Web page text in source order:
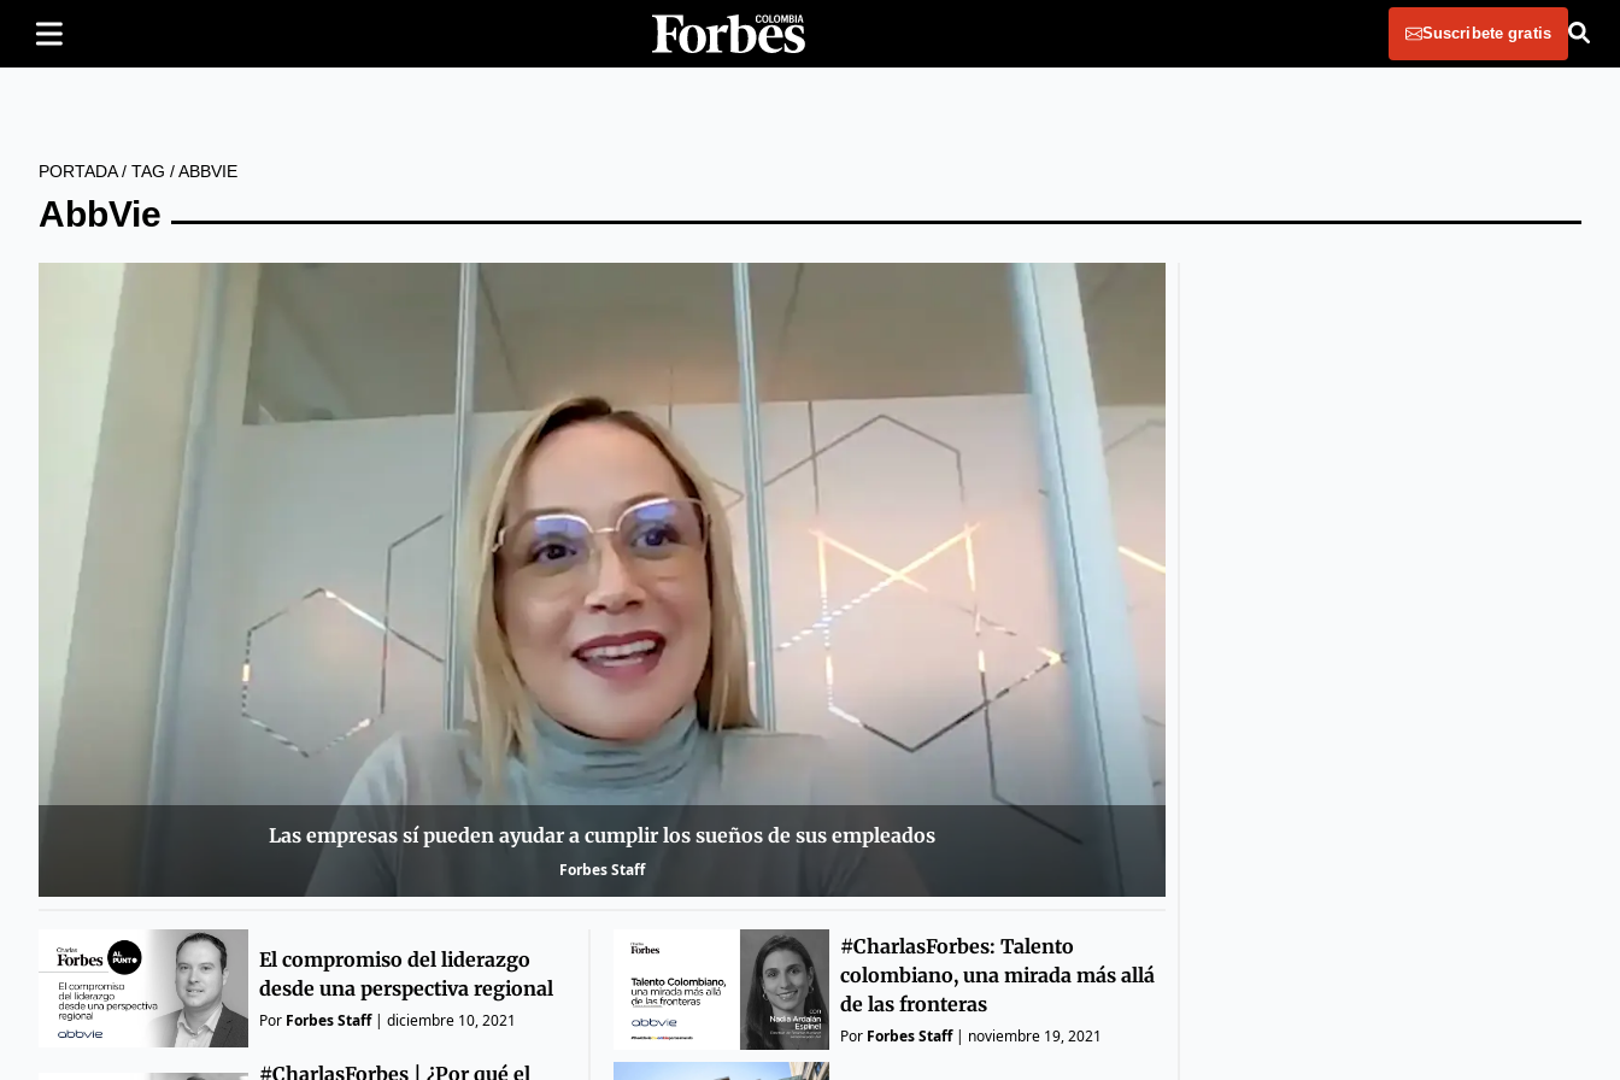
Suscribete gratis
PORTADA/ TAG /ABBVIE
AbbVie
Las empresas sí pueden ayudar a cumplir los sueños de sus empleados
Forbes Staff
El compromiso del liderazgo
desde una perspectiva regional
Por Forbes Staff| diciembre 10, 2021
#CharlasForbes | ¿Por qué el
#CharlasForbes: Talento
colombiano, una mirada más allá
de las fronteras
Por Forbes Staff| noviembre 19, 2021